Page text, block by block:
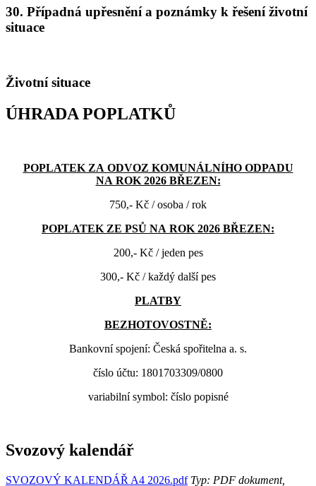
30. Případná upřesnění a poznámky k řešení životní
situace
Životní situace
ÚHRADA POPLATKŮ
POPLATEK ZA ODVOZ KOMUNÁLNÍHO ODPADU
NA ROK 2026 BŘEZEN:
750,- Kč / osoba / rok
POPLATEK ZE PSŮ NA ROK 2026 BŘEZEN:
200,- Kč / jeden pes
300,- Kč / každý další pes
PLATBY
BEZHOTOVOSTNĚ:
Bankovní spojení: Česká spořitelna a. s.
číslo účtu: 1801703309/0800
variabilní symbol: číslo popisné
Svozový kalendář
SVOZOVÝ KALENDÁŘ A4 2026.pdfTyp: PDF dokument,